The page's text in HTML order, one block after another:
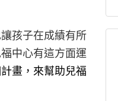
孩子在成績有所
中心有這方面運
畫，來幫助兒福